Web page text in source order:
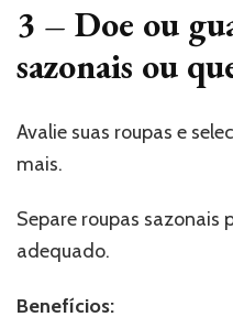
3 – Doe ou
sazonais ou
Avalie suas roupas e
mais.
Separe roupas
adequado.
Benefícios: